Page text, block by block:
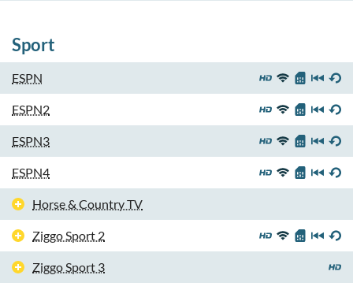
Sport
ESPN
ESPN2
ESPN3
ESPN4
Horse & Country TV
Ziggo Sport 2
Ziggo Sport 3